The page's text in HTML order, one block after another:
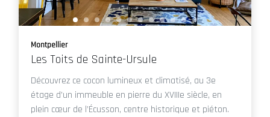
Montpellier
Les Toits de Sainte-Ursule
Découvrez ce cocon lumineux et climatisé, au 3e
étage d’un immeuble en pierre du XVIIIe siècle, en
plein cœur de l’Écusson, centre historique et piéton.